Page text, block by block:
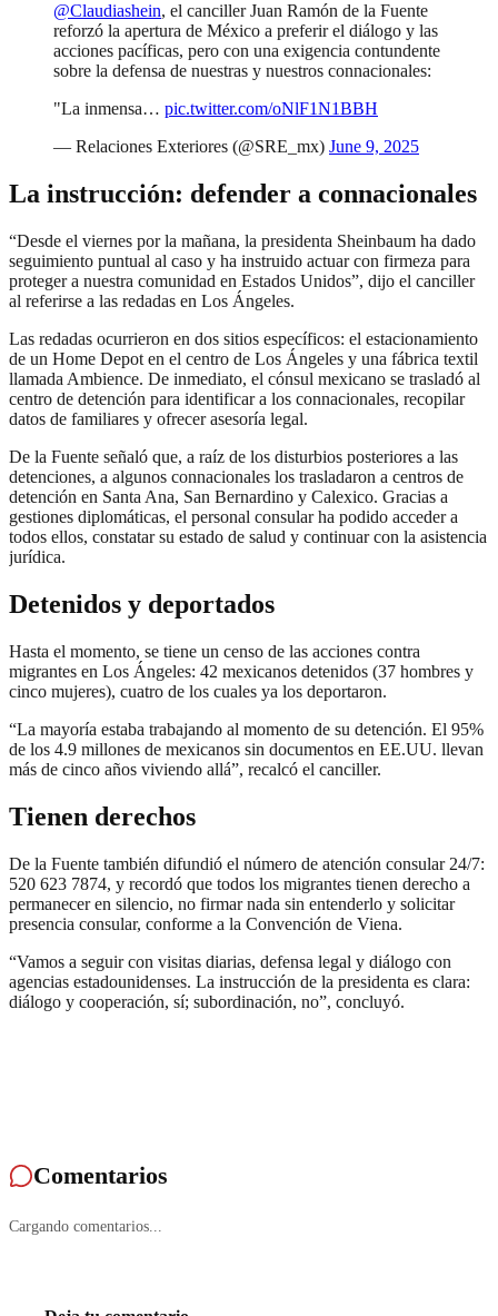
@Claudiashein, el canciller Juan Ramón de la Fuente
reforzó la apertura de México a preferir el diálogo y las
acciones pacíficas, pero con una exigencia contundente
sobre la defensa de nuestras y nuestros connacionales:
"La inmensa… pic.twitter.com/oNlF1N1BBH
— Relaciones Exteriores (@SRE_mx) June 9, 2025
La instrucción: defender a connacionales
“Desde el viernes por la mañana, la presidenta Sheinbaum ha dado
seguimiento puntual al caso y ha instruido actuar con firmeza para
proteger a nuestra comunidad en Estados Unidos”, dijo el canciller
al referirse a las redadas en Los Ángeles.
Las redadas ocurrieron en dos sitios específicos: el estacionamiento
de un Home Depot en el centro de Los Ángeles y una fábrica textil
llamada Ambience. De inmediato, el cónsul mexicano se trasladó al
centro de detención para identificar a los connacionales, recopilar
datos de familiares y ofrecer asesoría legal.
De la Fuente señaló que, a raíz de los disturbios posteriores a las
detenciones, a algunos connacionales los trasladaron a centros de
detención en Santa Ana, San Bernardino y Calexico. Gracias a
gestiones diplomáticas, el personal consular ha podido acceder a
todos ellos, constatar su estado de salud y continuar con la asistencia
jurídica.
Detenidos y deportados
Hasta el momento, se tiene un censo de las acciones contra
migrantes en Los Ángeles: 42 mexicanos detenidos (37 hombres y
cinco mujeres), cuatro de los cuales ya los deportaron.
“La mayoría estaba trabajando al momento de su detención. El 95%
de los 4.9 millones de mexicanos sin documentos en EE.UU. llevan
más de cinco años viviendo allá”, recalcó el canciller.
Tienen derechos
De la Fuente también difundió el número de atención consular 24/7:
520 623 7874, y recordó que todos los migrantes tienen derecho a
permanecer en silencio, no firmar nada sin entenderlo y solicitar
presencia consular, conforme a la Convención de Viena.
“Vamos a seguir con visitas diarias, defensa legal y diálogo con
agencias estadounidenses. La instrucción de la presidenta es clara:
diálogo y cooperación, sí; subordinación, no”, concluyó.
Comentarios
Cargando comentarios...